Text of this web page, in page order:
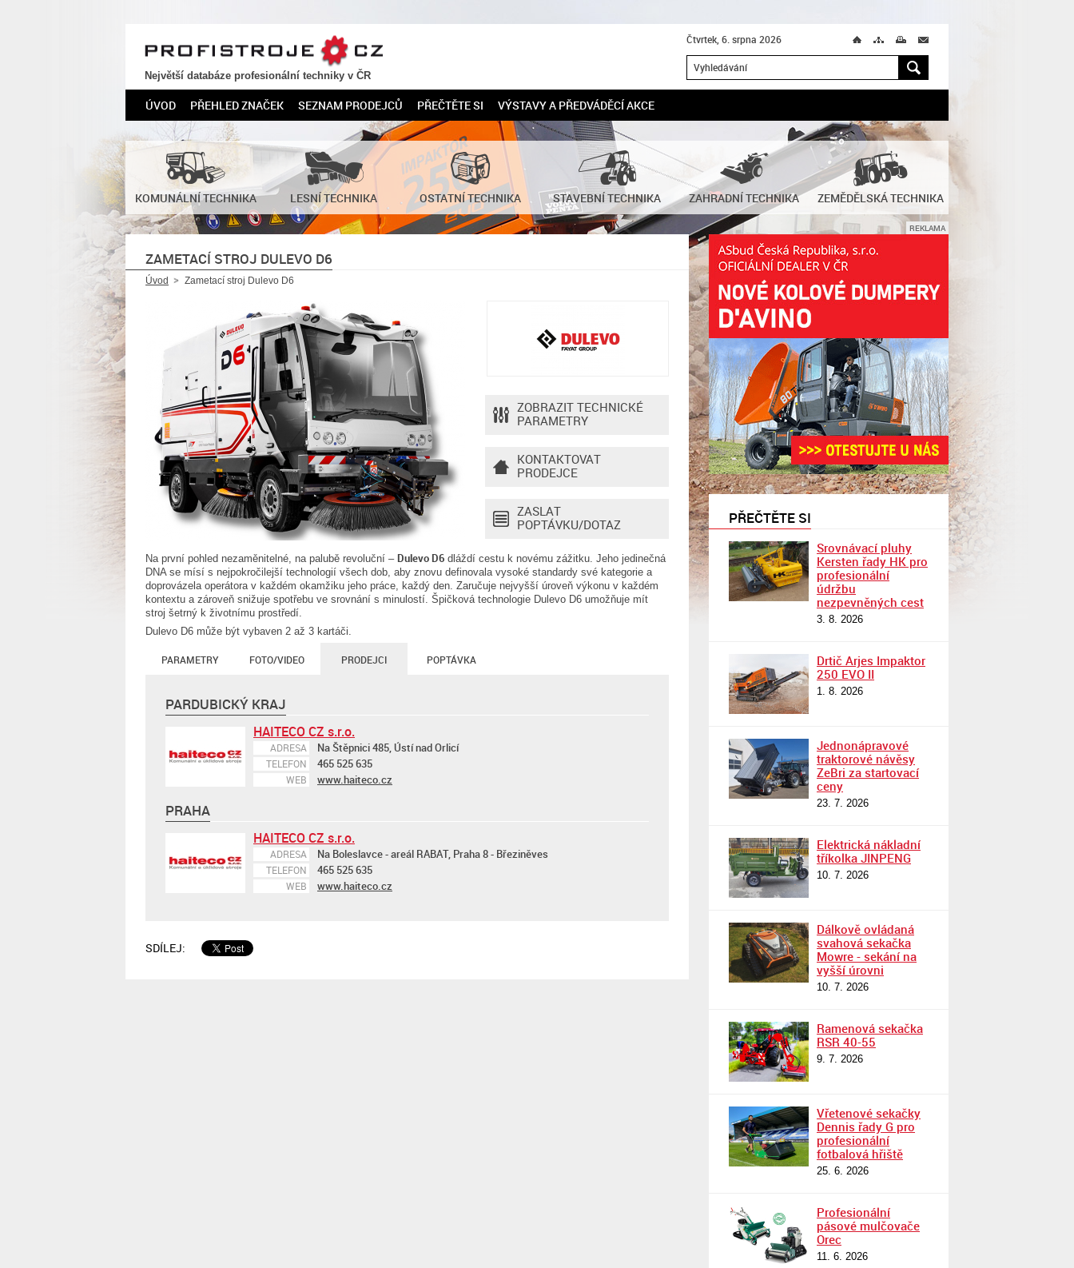
PROFISTROJE.CZ
Největší databáze profesionální techniky v ČR
Čtvrtek, 6. srpna 2026 Ú M T M
H
ÚVOD PŘEHLED ZNAČEK SEZNAM PRODEJCŮ PŘEČTĚTE SI VÝSTAVY A PŘEDVÁDĚCÍ AKCE
KOMUNÁLNÍ TECHNIKA LESNÍ TECHNIKA OSTATNÍ TECHNIKA STAVEBNÍ TECHNIKA ZAHRADNÍ TECHNIKA ZEMĚDĚLSKÁ TECHNIKA
ZAMETACÍ STROJ DULEVO D6
Úvod Zametací stroj Dulevo D6
ZOBRAZIT TECHNICKÉ
PARAMETRY
KONTAKTOVAT
PRODEJCE
ZASLAT
POPTÁVKU/DOTAZ
Na první pohled nezaměnitelné, na palubě revoluční – Dulevo D6 dláždí cestu k novému zážitku. Jeho jedinečná
DNA se mísí s nejpokročilejší technologií všech dob, aby znovu definovala vysoké standardy své kategorie a
doprovázela operátora v každém okamžiku jeho práce, každý den. Zaručuje nejvyšší úroveň výkonu v každém
kontextu a zároveň snižuje spotřebu ve srovnání s minulostí. Špičková technologie Dulevo D6 umožňuje mít
stroj šetrný k životnímu prostředí.
Dulevo D6 může být vybaven 2 až 3 kartáči.
PARAMETRY FOTO/VIDEO PRODEJCI POPTÁVKA
PARDUBICKÝ KRAJ
HAITECO CZ s.r.o.
ADRESA Na Štěpnici 485, Ústí nad Orlicí
TELEFON 465 525 635
WEB www.haiteco.cz
PRAHA
HAITECO CZ s.r.o.
ADRESA Na Boleslavce - areál RABAT, Praha 8 - Březiněves
TELEFON 465 525 635
WEB www.haiteco.cz
SDÍLEJ:
REKLAMA
PŘEČTĚTE SI
Srovnávací pluhy
Kersten řady HK pro
profesionální
údržbu
nezpevněných cest
3. 8. 2026
Drtič Arjes Impaktor
250 EVO II
1. 8. 2026
Jednonápravové
traktorové návěsy
ZeBri za startovací
ceny
23. 7. 2026
Elektrická nákladní
tříkolka JINPENG
10. 7. 2026
Dálkově ovládaná
svahová sekačka
Mowre - sekání na
vyšší úrovni
10. 7. 2026
Ramenová sekačka
RSR 40-55
9. 7. 2026
Vřetenové sekačky
Dennis řady G pro
profesionální
fotbalová hřiště
25. 6. 2026
Profesionální
pásové mulčovače
Orec
11. 6. 2026